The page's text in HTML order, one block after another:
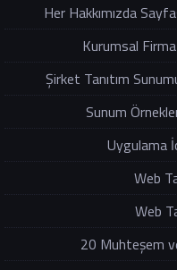
Her Hakkımızda
Kurumsal Firma
Şirket Tanıtım
Sunum
Uygulama
Web
Web
20 Muhteşem